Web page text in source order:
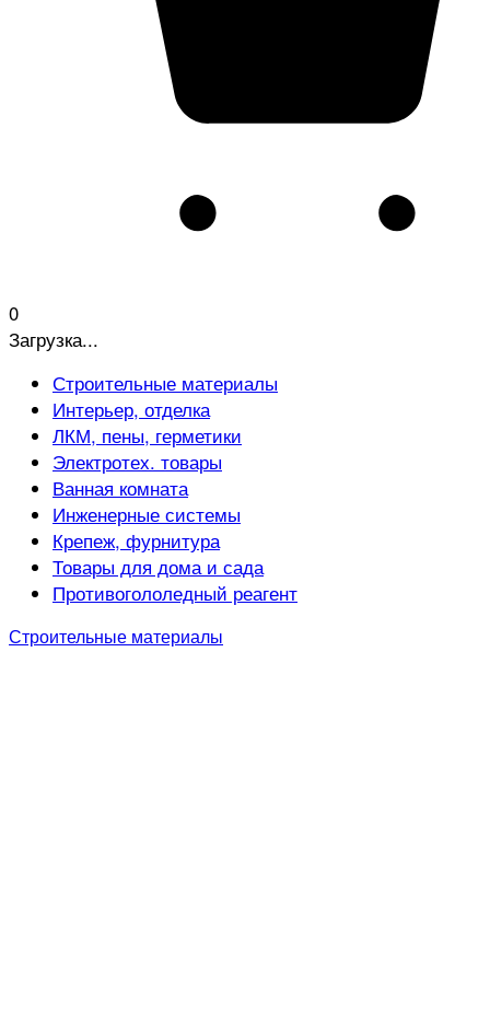
0
Загрузка...
Строительные материалы
Интерьер, отделка
ЛКМ, пены, герметики
Электротех. товары
Ванная комната
Инженерные системы
Крепеж, фурнитура
Товары для дома и сада
Противогололедный реагент
Строительные материалы